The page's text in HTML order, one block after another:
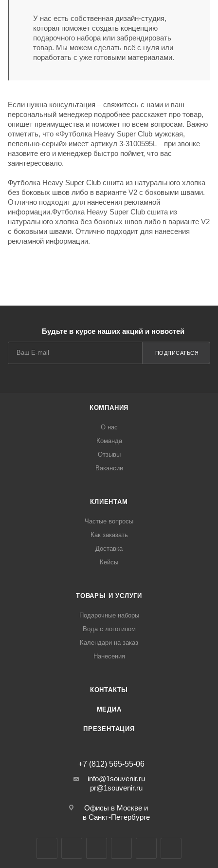
У нас есть собственная дизайн-студия,
которая поможет создать концепцию
подарочного набора или забрендировать
товар. Мы можем сделать всё с нуля или
поработать с уже готовыми материалами.
Если нужна консультация – свяжитесь с нами и ваш
персональный менеджер подробнее расскажет про товар,
опишет преимущества и поможет по всем вопросам. Важно
отметить, что «Футболка Heavy Super Club мужская,
пепельно-серый» имеет артикул 3-3100595L – при звонке
назовите его и менеджер быстро поймет, что вас
заинтересовало.
Футболка Heavy Super Club сшита из натурального хлопка
без боковых швов либо в варианте V2 с боковыми швами.
Отлично подходит для нанесения рекламной
информации.Футболка Heavy Super Club сшита из
натурального хлопка без боковых швов либо в варианте V2
с боковыми швами. Отлично подходит для нанесения
рекламной информации.
Будьте в курсе наших акций и новостей
ПОДПИСАТЬСЯ
КОМПАНИЯ
О нас
Команда
Отзывы
Вакансии
КЛИЕНТАМ
Частые вопросы
Как заказать
Доставка
Кейсы
ТОВАРЫ И УСЛУГИ
Подарочные наборы
Вода с логотипом
Календари на заказ
Нанесения
КОНТАКТЫ
МЕДИА
ПРЕЗЕНТАЦИЯ
+7 (812) 565-55-06
info@1souvenir.ru
pr@1souvenir.ru
Офисы в Москве и
в Санкт-Петербурге